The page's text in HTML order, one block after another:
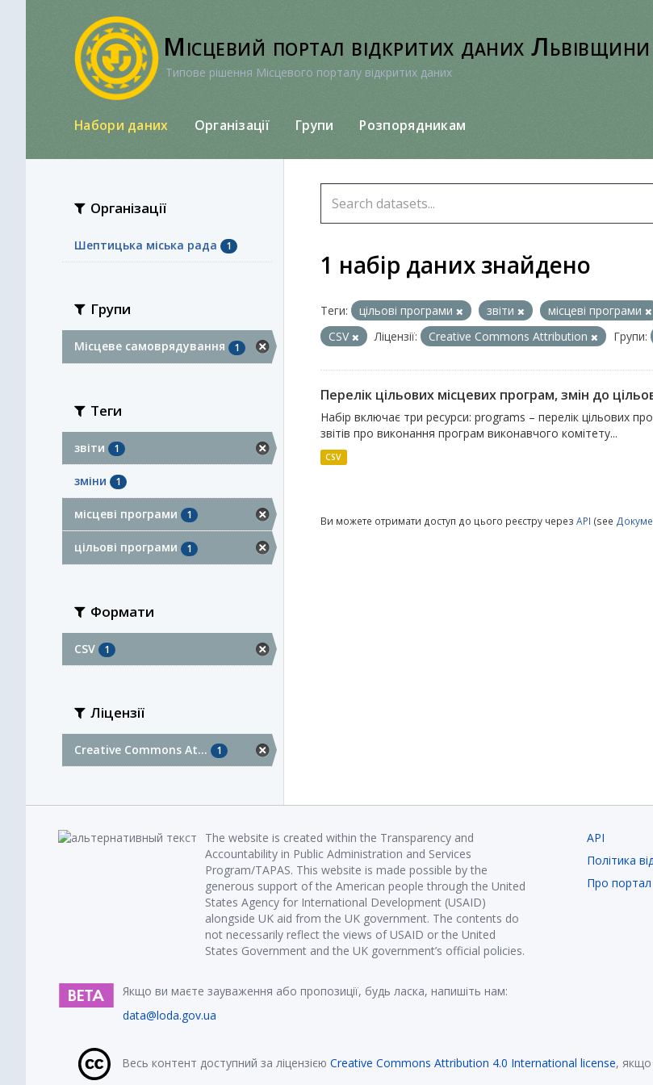
Місцевий портал відкритих даних Львівщини
Типове рішення Місцевого порталу відкритих даних
Набори даних Організації Групи Розпорядникам
Організації
Шептицька міська рада 1
Групи
Місцеве самоврядування 1
Теги
звіти 1
зміни 1
місцеві програми 1
цільові програми 1
Формати
CSV 1
Ліцензії
Creative Commons At... 1
1 набір даних знайдено
Теги: цільові програми звіти місцеві програми
CSV
Ліцензії: Creative Commons Attribution Групи:
Перелік цільових місцевих програм, змін до
Набір включає три ресурси: programs – перелік цільових
звітів про виконання програм виконавчого комітету...
CSV
Ви можете отримати доступ до цього реєстру через API (see
The website is created within the Transparency and
Accountability in Public Administration and Services
Program/TAPAS. This website is made possible by the
generous support of the American people through the United
States Agency for International Development (USAID)
alongside UK aid from the UK government. The contents do
not necessarily reflect the views of USAID or the United
States Government and the UK government’s official policies.
Якщо ви маєте зауваження або пропозиції, будь ласка, напишіть нам:
data@loda.gov.ua
API
Політика
Про портал
Весь контент доступний за ліцензією Creative Commons Attribution 4.0 International license, якщо